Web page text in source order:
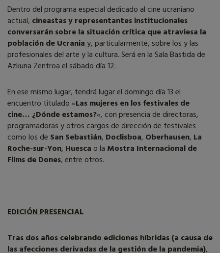
Dentro del programa especial dedicado al cine ucraniano
actual, cineastas y representantes institucionales
conversarán sobre la situación crítica que atraviesa la
población de Ucraniay, particularmente, sobre los y las
profesionales del arte y la cultura. Será en la Sala Bastida de
Azkuna Zentroa el sábado día 12.
En ese mismo lugar, tendrá lugar el domingo día 13 el
encuentro titulado «Las mujeres en los festivales de
cine… ¿Dónde estamos?«, con presencia de directoras,
programadoras y otros cargos de dirección de festivales
como los de San Sebastián, Doclisboa, Oberhausen, La
Roche-sur-Yon, Huesca o la Mostra Internacional de
Films de Dones, entre otros.
EDICIÓN PRESENCIAL
Tras dos años celebrando ediciones híbridas (a causa de
las afecciones derivadas de la gestión de la pandemia),